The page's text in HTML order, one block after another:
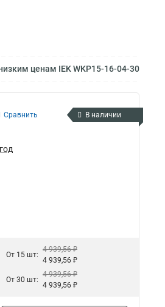
ценам IEK WKP15-16-04-30
Сравнить В наличии
От 15 шт:
4 939,56 ₽
4 939,56 ₽
От 30 шт:
4 939,56 ₽
4 939,56 ₽